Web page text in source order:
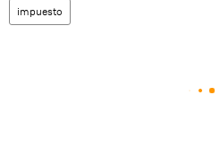
impuesto